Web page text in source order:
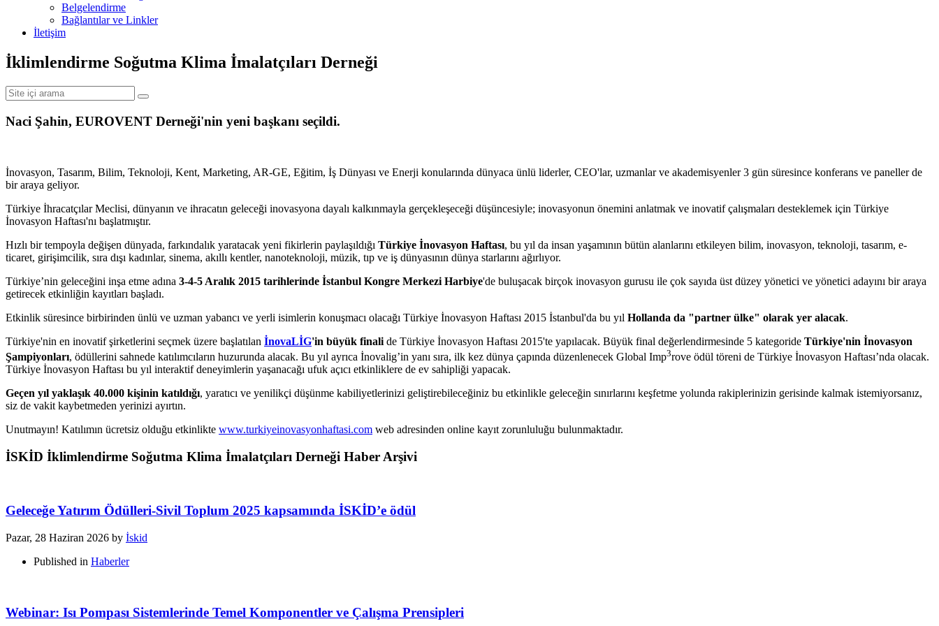
Belgelendirme
Bağlantılar ve Linkler
İletişim
İklimlendirme Soğutma Klima İmalatçıları Derneği
Naci Şahin, EUROVENT Derneği'nin yeni başkanı seçildi.
İnovasyon, Tasarım, Bilim, Teknoloji, Kent, Marketing, AR-GE, Eğitim, İş Dünyası ve Enerji konularında dünyaca ünlü liderler, CEO'lar, uzmanlar ve akademisyenler 3 gün süresince konferans ve paneller de
bir araya geliyor.
Türkiye İhracatçılar Meclisi, dünyanın ve ihracatın geleceği inovasyona dayalı kalkınmayla gerçekleşeceği düşüncesiyle; inovasyonun önemini anlatmak ve inovatif çalışmaları desteklemek için Türkiye
İnovasyon Haftası'nı başlatmıştır.
Hızlı bir tempoyla değişen dünyada, farkındalık yaratacak yeni fikirlerin paylaşıldığı Türkiye İnovasyon Haftası, bu yıl da insan yaşamının bütün alanlarını etkileyen bilim, inovasyon, teknoloji, tasarım, e-
ticaret, girişimcilik, sıra dışı kadınlar, sinema, akıllı kentler, nanoteknoloji, müzik, tıp ve iş dünyasının dünya starlarını ağırlıyor.
Türkiye’nin geleceğini inşa etme adına 3-4-5 Aralık 2015 tarihlerinde İstanbul Kongre Merkezi Harbiye'de buluşacak birçok inovasyon gurusu ile çok sayıda üst düzey yönetici ve yönetici adayını bir araya
getirecek etkinliğin kayıtları başladı.
Etkinlik süresince birbirinden ünlü ve uzman yabancı ve yerli isimlerin konuşmacı olacağı Türkiye İnovasyon Haftası 2015 İstanbul'da bu yıl Hollanda da "partner ülke" olarak yer alacak.
Türkiye'nin en inovatif şirketlerini seçmek üzere başlatılan İnovaLİG'in büyük finali de Türkiye İnovasyon Haftası 2015'te yapılacak. Büyük final değerlendirmesinde 5 kategoride Türkiye'nin İnovasyon
Şampiyonları, ödüllerini sahnede katılımcıların huzurunda alacak. Bu yıl ayrıca İnovalig’in yanı sıra, ilk kez dünya çapında düzenlenecek Global Imp3rove ödül töreni de Türkiye İnovasyon Haftası’nda olacak.
Türkiye İnovasyon Haftası bu yıl interaktif deneyimlerin yaşanacağı ufuk açıcı etkinliklere de ev sahipliği yapacak.
Geçen yıl yaklaşık 40.000 kişinin katıldığı, yaratıcı ve yenilikçi düşünme kabiliyetlerinizi geliştirebileceğiniz bu etkinlikle geleceğin sınırlarını keşfetme yolunda rakiplerinizin gerisinde kalmak istemiyorsanız,
siz de vakit kaybetmeden yerinizi ayırtın.
Unutmayın! Katılımın ücretsiz olduğu etkinlikte www.turkiyeinovasyonhaftasi.com web adresinden online kayıt zorunluluğu bulunmaktadır.
İSKİD İklimlendirme Soğutma Klima İmalatçıları Derneği Haber Arşivi
Geleceğe Yatırım Ödülleri-Sivil Toplum 2025 kapsamında İSKİD’e ödül
Pazar, 28 Haziran 2026 by İskid
Published in Haberler
Webinar: Isı Pompası Sistemlerinde Temel Komponentler ve Çalışma Prensipleri